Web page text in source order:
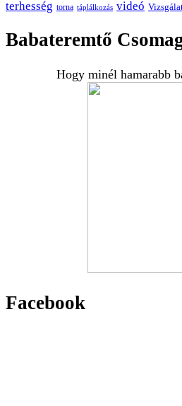
terhesség torna táplálkozás videó
Babateremtő
Hogy minél hamarabb
Facebook